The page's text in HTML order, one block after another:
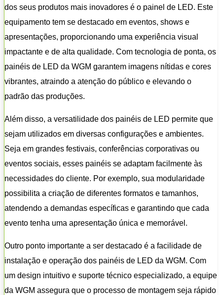
dos seus produtos mais inovadores é o painel de LED. Este
equipamento tem se destacado em eventos, shows e
apresentações, proporcionando uma experiência visual
impactante e de alta qualidade. Com tecnologia de ponta, os
painéis de LED da WGM garantem imagens nítidas e cores
vibrantes, atraindo a atenção do público e elevando o
padrão das produções.
Além disso, a versatilidade dos painéis de LED permite que
sejam utilizados em diversas configurações e ambientes.
Seja em grandes festivais, conferências corporativas ou
eventos sociais, esses painéis se adaptam facilmente às
necessidades do cliente. Por exemplo, sua modularidade
possibilita a criação de diferentes formatos e tamanhos,
atendendo a demandas específicas e garantindo que cada
evento tenha uma apresentação única e memorável.
Outro ponto importante a ser destacado é a facilidade de
instalação e operação dos painéis de LED da WGM. Com
um design intuitivo e suporte técnico especializado, a equipe
da WGM assegura que o processo de montagem seja rápido